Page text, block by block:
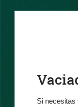
Si necesitas